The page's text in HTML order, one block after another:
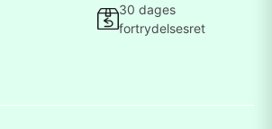
30 dages
fortrydelsesret